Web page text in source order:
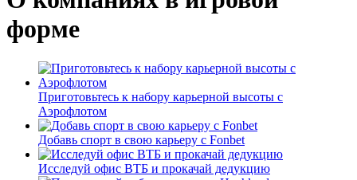
форме
Приготовьтесь к набору карьерной высоты с
Аэрофлотом
Добавь спорт в свою карьеру с Fonbet
Исследуй офис ВТБ и прокачай дедукцию